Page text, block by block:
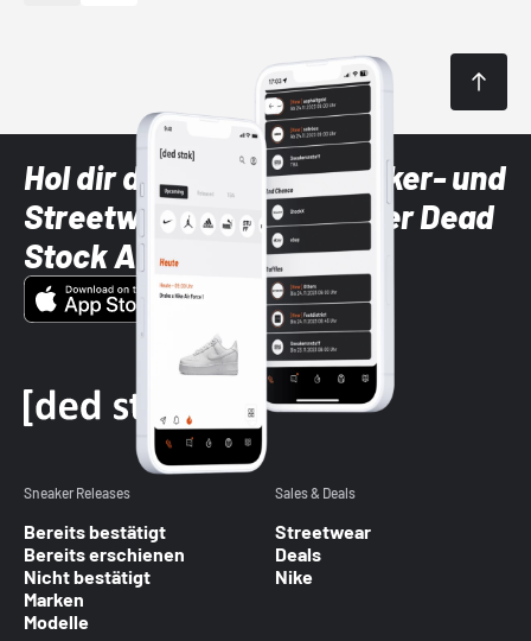
Hol dir die neuesten Sneaker- und
Streetwear-Brands mit der Dead
Stock App
Sneaker Releases
Bereits bestätigt
Bereits erschienen
Nicht bestätigt
Marken
Modelle
Sales & Deals
Streetwear
Deals
Nike